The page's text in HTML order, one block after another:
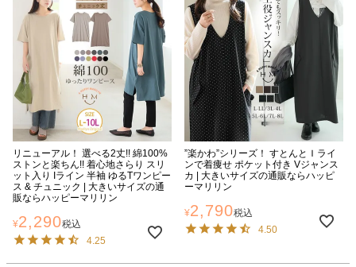
リニューアル！ 選べる2丈!! 綿100%
ストンと楽ちん!! 着心地さらり スリ
ット入り Iライン 半袖 ゆるTワンピー
ス & チュニック | 大きいサイズの通
販ならハッピーマリリン
¥2,290税込
4.25
”楽かわ”シリーズ！ すとんとＩライ
ンで着痩せ ポケット付き Vジャンス
カ | 大きいサイズの通販ならハッピ
ーマリリン
¥2,790税込
4.50